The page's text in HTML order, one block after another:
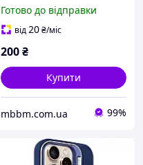
вишивкою Blue Wolf
Готово до відправки
від20₴/міс
200₴
Купити
mbbm.com.ua 99%